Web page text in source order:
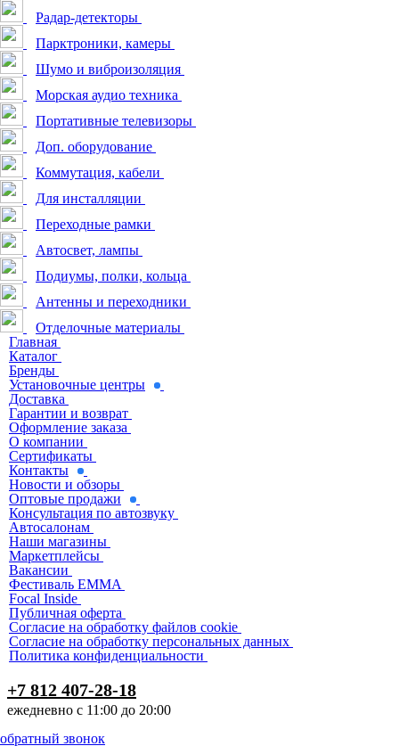
Радар-детекторы
Парктроники, камеры
Шумо и виброизоляция
Морская аудио техника
Портативные телевизоры
Доп. оборудование
Коммутация, кабели
Для инсталляции
Переходные рамки
Автосвет, лампы
Подиумы, полки, кольца
Антенны и переходники
Отделочные материалы
Главная
Каталог
Бренды
Установочные центры
Доставка
Гарантии и возврат
Оформление заказа
О компании
Сертификаты
Контакты
Новости и обзоры
Оптовые продажи
Консультация по автозвуку
Автосалонам
Наши магазины
Маркетплейсы
Вакансии
Фестиваль EMMA
Focal Inside
Публичная оферта
Согласие на обработку файлов cookie
Согласие на обработку персональных данных
Политика конфиденциальности
+7 812 407-28-18
ежедневно с 11:00 до 20:00
обратный звонок